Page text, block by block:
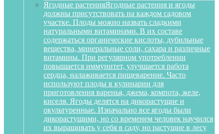
Ягодные растенияЯгодные растения и ягоды
должны присутствовать на каждом садовом
участке. Плоды можно назвать сладкими
натуральными витаминами. В их составе
содержаться органические кислоты, дубильные
вещества, минеральные соли, сахара и различные
витамины. При регулярном употреблении
повышается иммунитет, улучшается работа
сердца, налаживается пищеварение. Часто
используют плоды в кулинарии для
приготовления варенья, джема, компота, желе,
киселя. Ягоды делятся на дикорастущие и
окультуренные. Изначально все ягоды были
дикорастущими, но со временем человек научился
их выращивать у себя в саду, но растущие в лесу